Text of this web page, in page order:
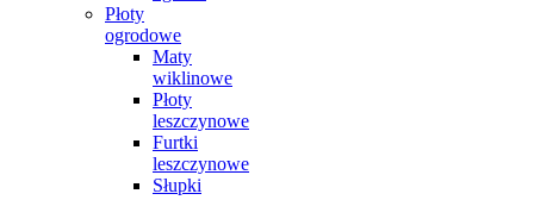
Płoty
ogrodowe
Maty
wiklinowe
Płoty
leszczynowe
Furtki
leszczynowe
Słupki